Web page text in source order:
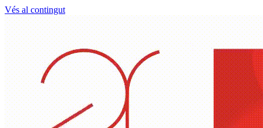
Vés al contingut